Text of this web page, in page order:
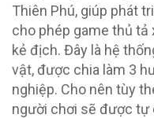
Thiên Phú, giúp phát
cho phép game thủ tả
kẻ địch. Đây là hệ
vật, được chia làm 3
nghiệp. Cho nên tùy
người chơi sẽ được tự